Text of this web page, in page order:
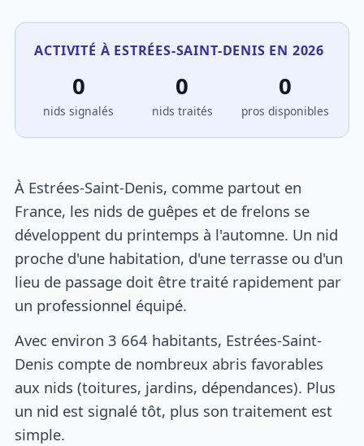
ACTIVITÉ À ESTRÉES-SAINT-DENIS EN 2026
0
nids signalés
0
nids traités
0
pros disponibles
À Estrées-Saint-Denis, comme partout en
France, les nids de guêpes et de frelons se
développent du printemps à l'automne. Un nid
proche d'une habitation, d'une terrasse ou d'un
lieu de passage doit être traité rapidement par
un professionnel équipé.
Avec environ 3 664 habitants, Estrées-Saint-
Denis compte de nombreux abris favorables
aux nids (toitures, jardins, dépendances). Plus
un nid est signalé tôt, plus son traitement est
simple.